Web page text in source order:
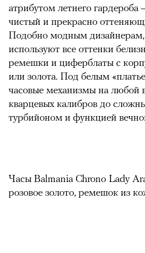
атрибутом летнего
чистый и прекрасно
Подобно модным
используют все оттенки
ремешки и циферблаты с
или золота. Под белым
часовые механизмы на любой
кварцевых калибров до
турбийоном и функцией
Часы Balmania Chrono Lady
розовое золото, ремешок из